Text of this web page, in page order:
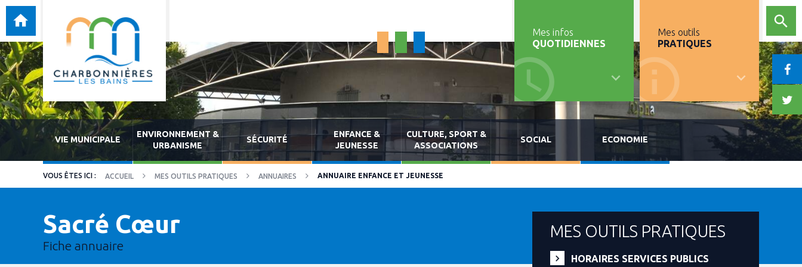
Mes infos
QUOTIDIENNES
Mes outils
PRATIQUES
VIE MUNICIPALE
ENVIRONNEMENT &
URBANISME
SÉCURITÉ
ENFANCE &
JEUNESSE
CULTURE, SPORT &
ASSOCIATIONS
SOCIAL ECONOMIE
ACCUEIL MES OUTILS PRATIQUES ANNUAIRES ANNUAIRE ENFANCE ET JEUNESSE
Sacré Cœur
Fiche annuaire
MES OUTILS PRATIQUES
HORAIRES SERVICES PUBLICS